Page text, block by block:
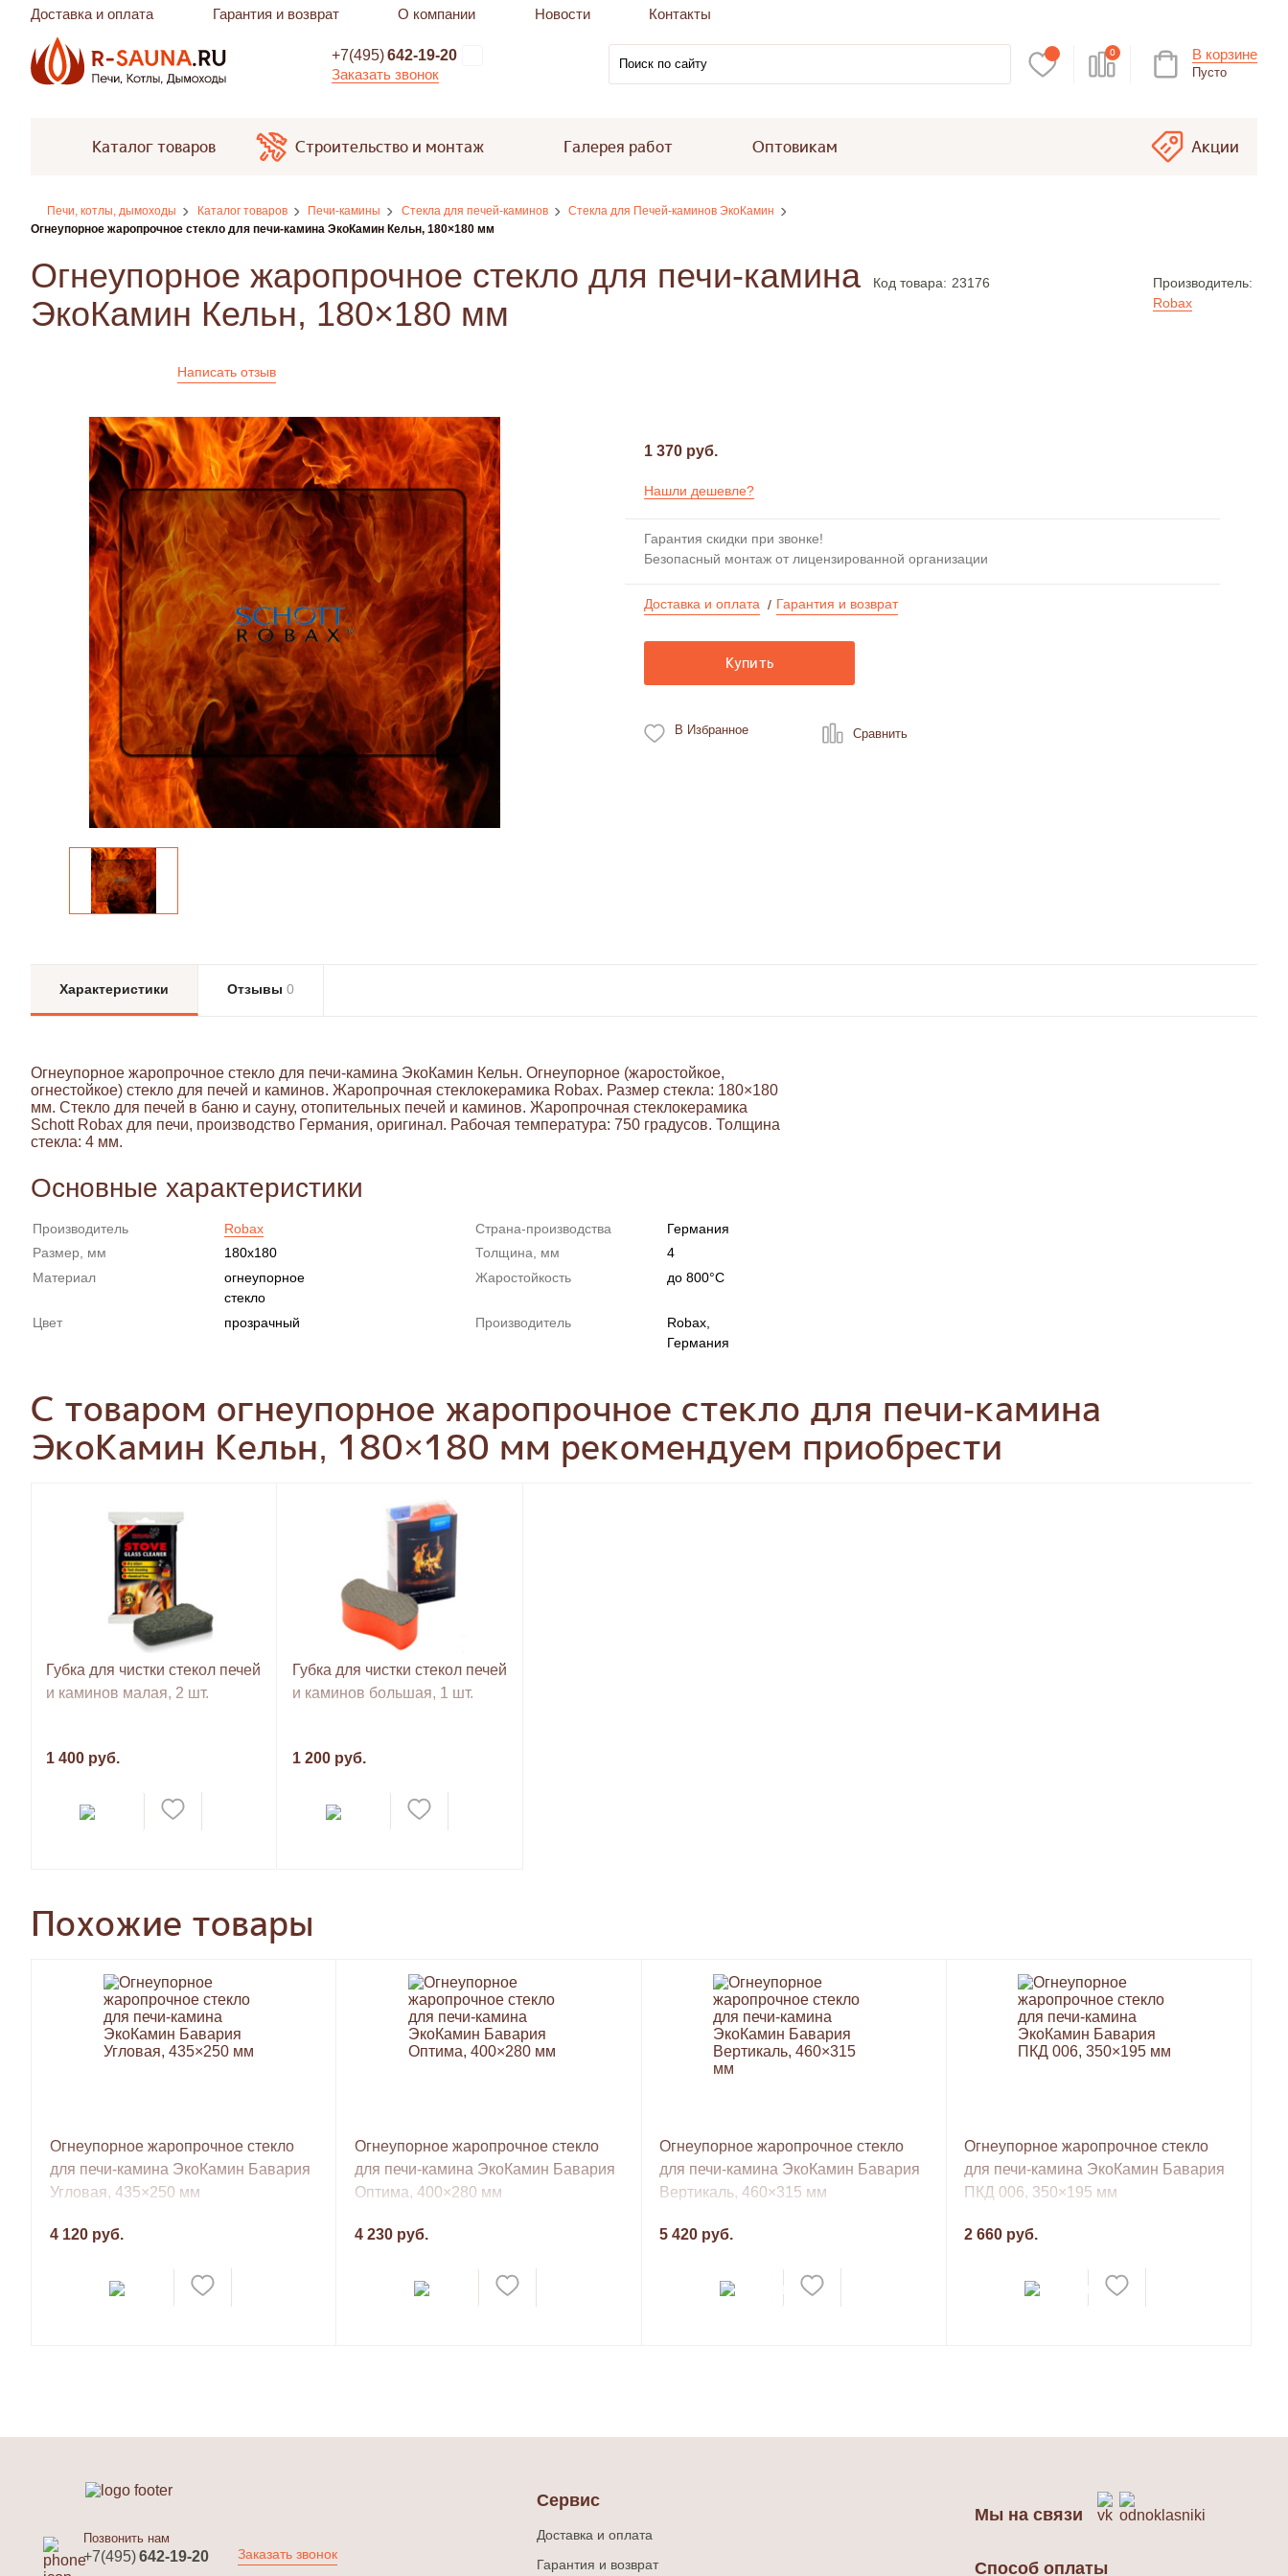
Доставка и оплата Гарантия и возврат О компании Новости Контакты
+7(495)642-19-20
Заказать звонок
0 В корзине
Пусто
Каталог товаров Строительство и монтаж Галерея работ Оптовикам Акции
Печи, котлы, дымоходы Каталог товаров Печи-камины Стекла для печей-каминов
Стекла для Печей-каминов ЭкоКамин
Огнеупорное жаропрочное стекло для печи-камина ЭкоКамин Кельн, 180×180 мм
Огнеупорное жаропрочное стекло для печи-камина
ЭкоКамин Кельн, 180×180 мм
Код товара: 23176
Производитель:
Robax
Написать отзыв
1 370 руб.
Нашли дешевле?
Гарантия скидки при звонке!
Безопасный монтаж от лицензированной организации
Доставка и оплата / Гарантия и возврат
Купить
В Избранное Сравнить
Характеристики Отзывы 0
Огнеупорное жаропрочное стекло для печи-камина ЭкоКамин Кельн. Огнеупорное (жаростойкое,
огнестойкое) стекло для печей и каминов. Жаропрочная стеклокерамика Robax. Размер стекла: 180×180
мм. Стекло для печей в баню и сауну, отопительных печей и каминов. Жаропрочная стеклокерамика
Schott Robax для печи, производство Германия, оригинал. Рабочая температура: 750 градусов. Толщина
стекла: 4 мм.
Основные характеристики
Производитель Robax Страна-производства
Германия
Размер, мм
180x180 Толщина, мм
4
Материал
огнеупорное
стекло
Жаростойкость до 800°С
Цвет прозрачный Производитель
Robax,
Германия
С товаром огнеупорное жаропрочное стекло для печи-камина
ЭкоКамин Кельн, 180×180 мм рекомендуем приобрести
Губка для чистки стекол печей
и каминов малая, 2 шт.
1 400 руб.
Губка для чистки стекол печей
и каминов большая, 1 шт.
1 200 руб.
Похожие товары
Огнеупорное жаропрочное стекло
для печи-камина ЭкоКамин Бавария
Угловая, 435×250 мм
4 120 руб.
Огнеупорное жаропрочное стекло
для печи-камина ЭкоКамин Бавария
Оптима, 400×280 мм
4 230 руб.
Огнеупорное жаропрочное стекло
для печи-камина ЭкоКамин Бавария
Вертикаль, 460×315 мм
5 420 руб.
Огнеупорное жаропрочное стекло
для печи-камина ЭкоКамин Бавария
ПКД 006, 350×195 мм
2 660 руб.
Позвонить нам
+7(495)642-19-20 Заказать звонок
Сервис
Доставка и оплата
Гарантия и возврат
Мы на связи
Способ оплаты